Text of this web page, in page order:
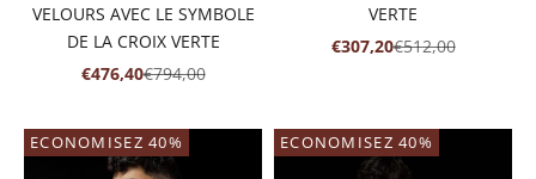
VELOURS AVEC LE SYMBOLE
DE LA CROIX VERTE
PRIX DE VENTE
€476,40PRIX NORMAL
€794,00
VERTE
PRIX DE VENTE
€307,20PRIX NORMAL
€512,00
ECONOMISEZ 40% ECONOMISEZ 40%